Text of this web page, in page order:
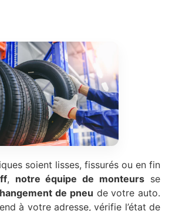
soient lisses, fissurés ou en fin
, notre équipe de monteurs se
de pneu de votre auto.
à votre adresse, vérifie l’état de